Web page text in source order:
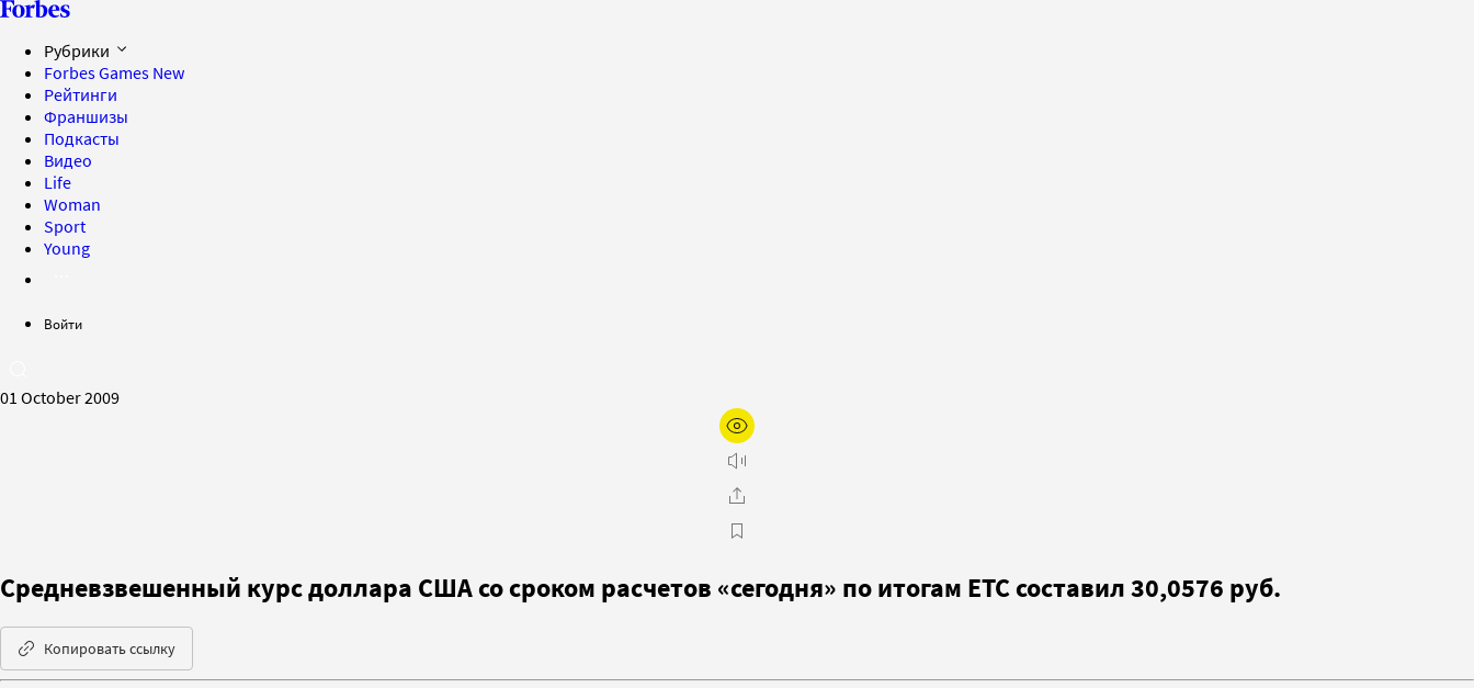
Рубрики
Forbes Games New
Рейтинги
Франшизы
Подкасты
Видео
Life
Woman
Sport
Young
Войти
01 October 2009
Средневзвешенный курс доллара США со сроком расчетов «сегодня» по итогам ЕТС составил 30,0576 руб.
Копировать ссылку